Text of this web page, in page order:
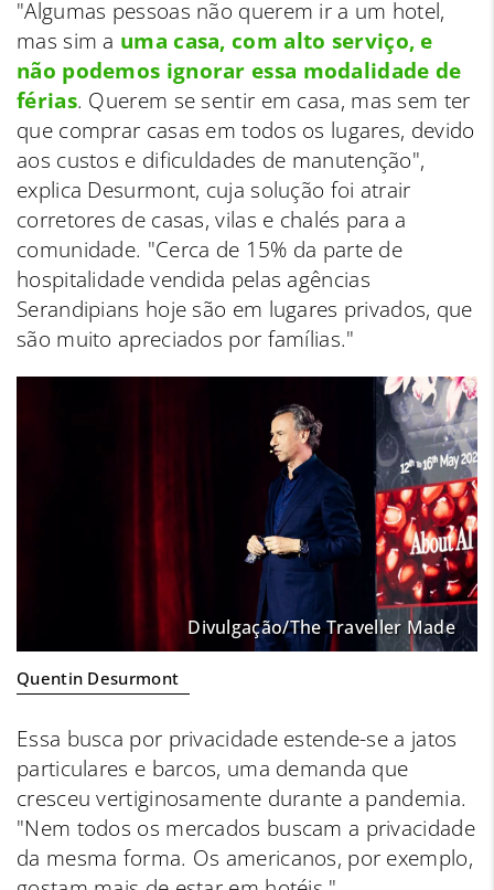
"Algumas pessoas não querem ir a um hotel,
mas sim a uma casa, com alto serviço, e
não podemos ignorar essa modalidade de
férias. Querem se sentir em casa, mas sem ter
que comprar casas em todos os lugares, devido
aos custos e dificuldades de manutenção",
explica Desurmont, cuja solução foi atrair
corretores de casas, vilas e chalés para a
comunidade. "Cerca de 15% da parte de
hospitalidade vendida pelas agências
Serandipians hoje são em lugares privados, que
são muito apreciados por famílias."
Divulgação/The Traveller Made
Quentin Desurmont
Essa busca por privacidade estende-se a jatos
particulares e barcos, uma demanda que
cresceu vertiginosamente durante a pandemia.
"Nem todos os mercados buscam a privacidade
da mesma forma. Os americanos, por exemplo,